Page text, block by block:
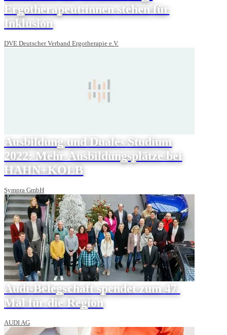
Ergotherapeut:innen stehen für
Inklusion
DVE Deutscher Verband Ergotherapie e.V.
Ausbildung und Duales Studium
2022: Mehr Ausbildungsplätze bei
HAHN+KOLB
Sympra GmbH
Audi-Belegschaft spendet zum 47.
Mal für die Region
AUDI AG